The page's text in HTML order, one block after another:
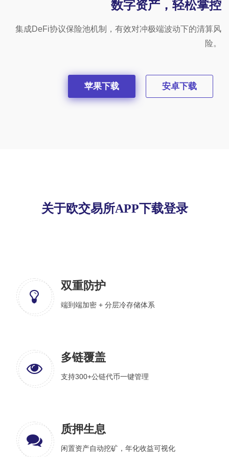
数字资产，轻松掌控
集成DeFi协议保险池机制，有效对冲极端波动下的清算风
险。
苹果下载 安卓下载
关于欧交易所APP下载登录
双重防护
端到端加密 + 分层冷存储体系
多链覆盖
支持300+公链代币一键管理
质押生息
闲置资产自动挖矿，年化收益可视化